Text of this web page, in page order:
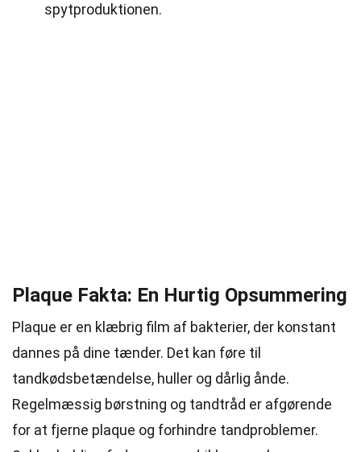
spytproduktionen.
Plaque Fakta: En Hurtig Opsummering
Plaque er en klæbrig film af bakterier, der konstant
dannes på dine tænder. Det kan føre til
tandkødsbetændelse, huller og dårlig ånde.
Regelmæssig børstning og tandtråd er afgørende
for at fjerne plaque og forhindre tandproblemer.